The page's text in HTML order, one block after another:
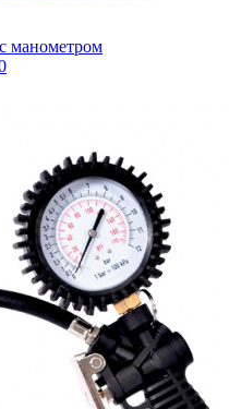
манометром